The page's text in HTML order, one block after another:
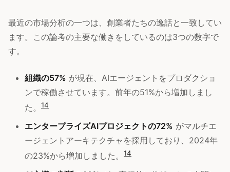
最近の市場分析の一つは、創業者たちの逸話と一致してい
ます。この論考の主要な働きをしているのは3つの数字で
す。
組織の57% が現在、AIエージェントをプロダクショ
ンで稼働させています。前年の51%から増加しまし
た。
14
エンタープライズAIプロジェクトの72% がマルチエ
ージェントアーキテクチャを採用しており、2024年
の23%から増加しました。
14